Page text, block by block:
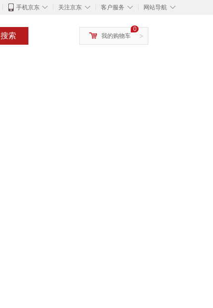
◇
手机京东 ◇
关注京东 ◇
客户服务 ◇
网站导航
搜索 >
0
我的购物车